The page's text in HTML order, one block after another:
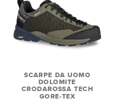
SCARPE DA UOMO
DOLOMITE
CRODAROSSA TECH
GORE-TEX